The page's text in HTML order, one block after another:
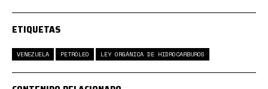
ETIQUETAS
VENEZUELA PETRÓLEO LEY ORGÁNICA DE HIDROCARBUROS